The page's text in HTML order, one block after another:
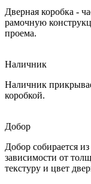
Дверная коробка -
рамочную
проема.
Наличник
Наличник
коробкой.
Добор
Добор собирается
зависимости от
текстуру и цвет